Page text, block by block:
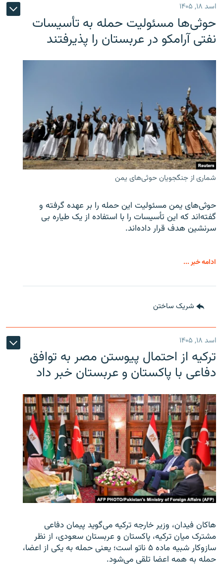
اسد ۱۸, ۱۴۰۵
حوثی‌ها مسئولیت حمله به تأسیسات
نفتی آرامکو در عربستان را پذیرفتند
شماری از جنگجویان حوثی‌های یمن
حوثی‌های یمن مسئولیت این حمله را بر عهده گرفته و
گفته‌اند که این تأسیسات را با استفاده از یک طیاره بی
سرنشین هدف قرار داده‌اند.
ادامه خبر ...
شریک ساختن
اسد ۱۸, ۱۴۰۵
ترکیه از احتمال پیوستن مصر به توافق
دفاعی با پاکستان و عربستان خبر داد
هاکان فیدان، وزیر خارجه ترکیه می‌گوید پیمان دفاعی
مشترک میان ترکیه، پاکستان و عربستان سعودی، از نظر
سازوکار شبیه ماده ۵ ناتو است؛ یعنی حمله به یکی از اعضا،
حمله به همه اعضا تلقی می‌شود.